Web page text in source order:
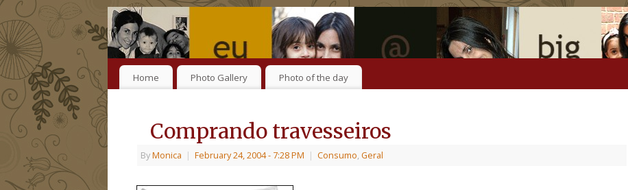
Home Photo Gallery Photo of the day
Comprando travesseiros
ByMonica | February 24, 2004- 7:28 PM | Consumo, Geral